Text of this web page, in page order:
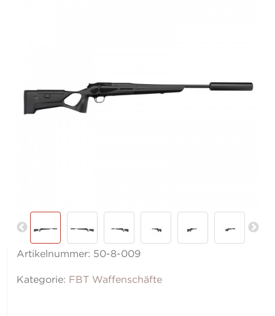
Artikelnummer: 50-8-009
Kategorie: FBT Waffenschäfte